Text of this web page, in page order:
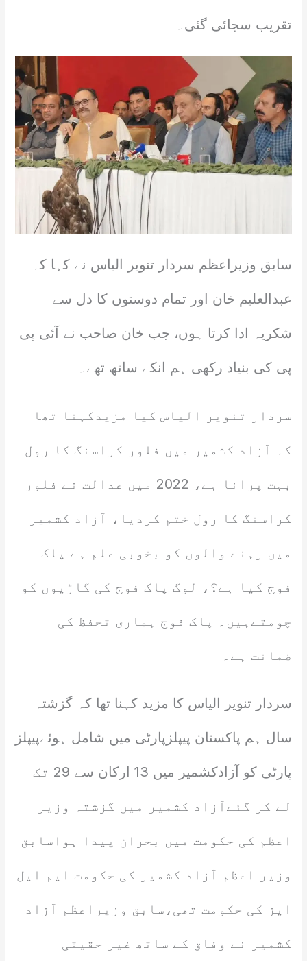
تقریب سجائی گئی۔
سابق وزیراعظم سردار تنویر الیاس نے کہا کہ
عبدالعلیم خان اور تمام دوستوں کا دل سے
شکریہ ادا کرتا ہوں، جب خان صاحب نے آئی پی
پی کی بنیاد رکھی ہم انکے ساتھ تھے۔
سردار تنویر الیاس کیا مزیدکہنا تھا
کہ آزاد کشمیر میں فلور کراسنگ کا رول
بہت پرانا ہے، 2022 میں عدالت نے فلور
کراسنگ کا رول ختم کردیا، آزاد کشمیر
میں رہنے والوں کو بخوبی علم ہے پاک
فوج کیا ہے؟، لوگ پاک فوج کی گاڑیوں کو
چومتےہیں۔ پاک فوج ہماری تحفظ کی
ضمانت ہے۔
سردار تنویر الیاس کا مزید کہنا تھا کہ گزشتہ
سال ہم پاکستان پیپلزپارٹی میں شامل ہوئےپیپلز
پارٹی کو آزادکشمیر میں 13 ارکان سے 29 تک
لے کر گئےآزاد کشمیر میں گزشتہ وزیر
اعظم کی حکومت میں بحران پیدا ہواسابق
وزیر اعظم آزاد کشمیر کی حکومت ایم ایل
ایز کی حکومت تھی،سابق وزیراعظم آزاد
کشمیر نے وفاق کے ساتھ غیر حقیقی